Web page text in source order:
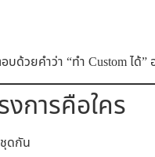
บด้วยคำว่า “ทำ Custom ไ
การคือใคร
ดกัน